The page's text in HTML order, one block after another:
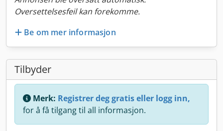
Oversettelsesfeil kan forekomme.
Be om mer informasjon
Tilbyder
Merk: Registrer deg gratis eller logg inn,
for å få tilgang til all informasjon.